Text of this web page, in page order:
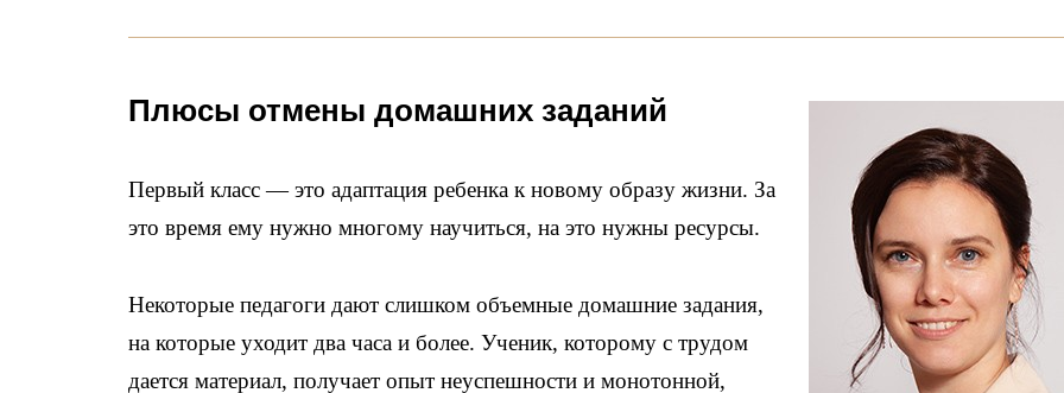
Плюсы отмены домашних заданий
Первый класс — это адаптация ребенка к новому образу жизни. За
это время ему нужно многому научиться, на это нужны ресурсы.
Некоторые педагоги дают слишком объемные домашние задания,
на которые уходит два часа и более. Ученик, которому с трудом
дается материал, получает опыт неуспешности и монотонной,